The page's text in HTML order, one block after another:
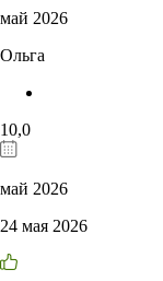
май 2026
Ольга
10,0
май 2026
24 мая 2026